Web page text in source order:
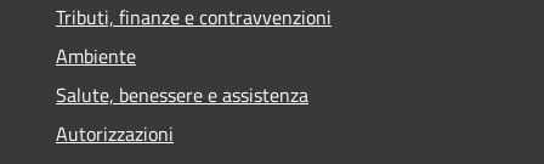
Tributi, finanze e contravvenzioni
Ambiente
Salute, benessere e assistenza
Autorizzazioni